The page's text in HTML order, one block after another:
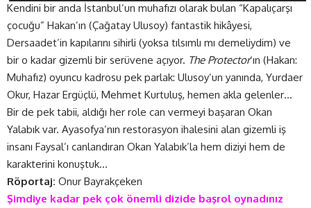
Kendini bir anda İstanbul’un muhafızı olarak bulan “Kapalıçarşı
çocuğu” Hakan’ın (Çağatay Ulusoy) fantastik hikâyesi,
Dersaadet’in kapılarını sihirli (yoksa tılsımlı mı demeliydim) ve
bir o kadar gizemli bir serüvene açıyor. The Protector‘ın (Hakan:
Muhafız) oyuncu kadrosu pek parlak: Ulusoy’un yanında, Yurdaer
Okur, Hazar Ergüçlü, Mehmet Kurtuluş, hemen akla gelenler…
Bir de pek tabii, aldığı her role can vermeyi başaran Okan
Yalabık var. Ayasofya’nın restorasyon ihalesini alan gizemli iş
insanı Faysal’ı canlandıran Okan Yalabık’la hem diziyi hem de
karakterini konuştuk…
Röportaj: Onur Bayrakçeken
Şimdiye kadar pek çok önemli dizide başrol oynadınız